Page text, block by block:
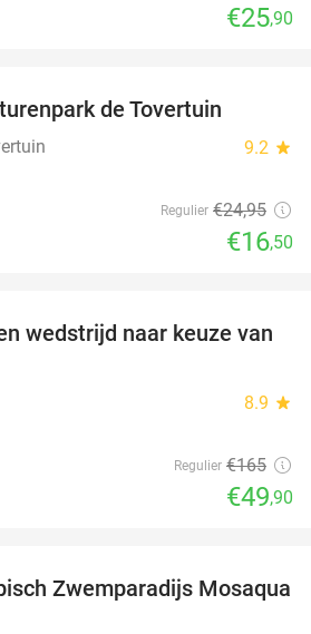
€25,90
de Tovertuin
9.2 star
Regulier €24,95
€16,50
70%
wedstrijd naar keuze van
8.9 star
Regulier €165
€49,90
25%
Zwemparadijs Mosaqua